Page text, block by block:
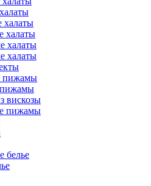
халаты
халаты
халаты
халаты
пижамы
вискозы
пижамы
белье